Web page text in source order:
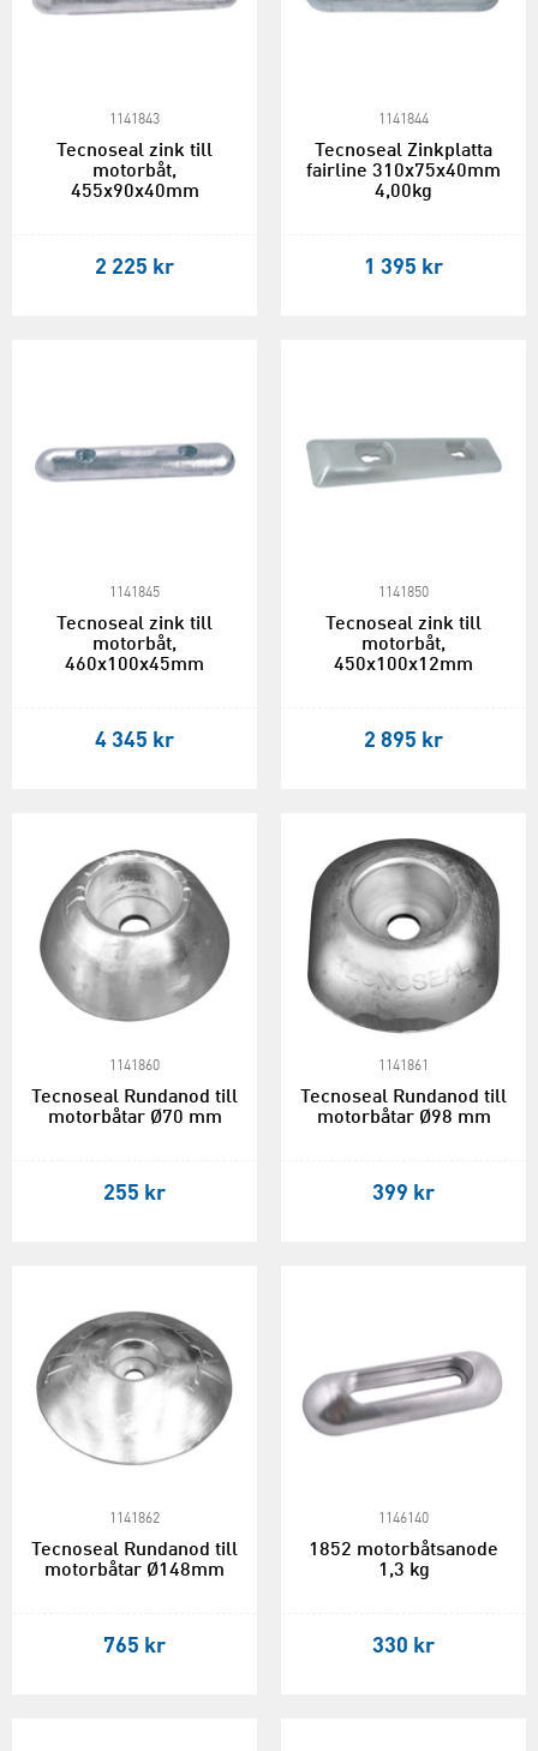
1141843
Tecnoseal zink till
motorbåt,
455x90x40mm
2 225 kr
1141844
Tecnoseal Zinkplatta
fairline 310x75x40mm
4,00kg
1 395 kr
1141845
Tecnoseal zink till
motorbåt,
460x100x45mm
4 345 kr
1141850
Tecnoseal zink till
motorbåt,
450x100x12mm
2 895 kr
1141860
Tecnoseal Rundanod till
motorbåtar Ø70 mm
255 kr
1141861
Tecnoseal Rundanod till
motorbåtar Ø98 mm
399 kr
1141862
Tecnoseal Rundanod till
motorbåtar Ø148mm
765 kr
1146140
1852 motorbåtsanode
1,3 kg
330 kr